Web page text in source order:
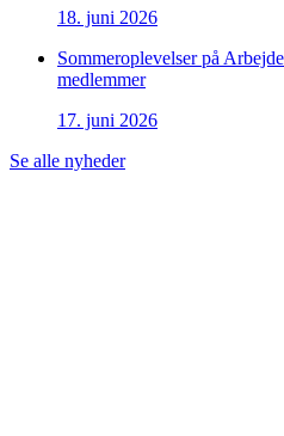
18. juni 2026
Sommeroplevelser på
medlemmer
17. juni 2026
Se alle nyheder